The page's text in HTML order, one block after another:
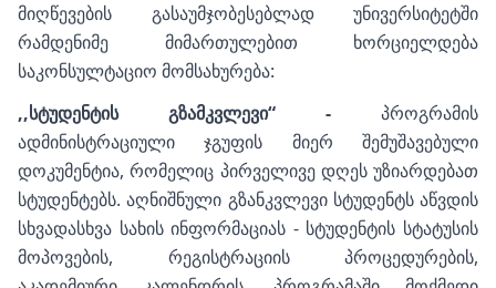
მიღწევების გასაუმჯობესებლად უნივერსიტეტში
რამდენიმე მიმართულებით ხორციელდება
საკონსულტაციო მომსახურება:
,,სტუდენტის გზამკვლევი“ - პროგრამის
ადმინისტრაციული ჯგუფის მიერ შემუშავებული
დოკუმენტია, რომელიც პირველივე დღეს უზიარდებათ
სტუდენტებს. აღნიშნული გზანკვლევი სტუდენტს აწვდის
სხვადასხვა სახის ინფორმაციას - სტუდენტის სტატუსის
მოპოვების, რეგისტრაციის პროცედურების,